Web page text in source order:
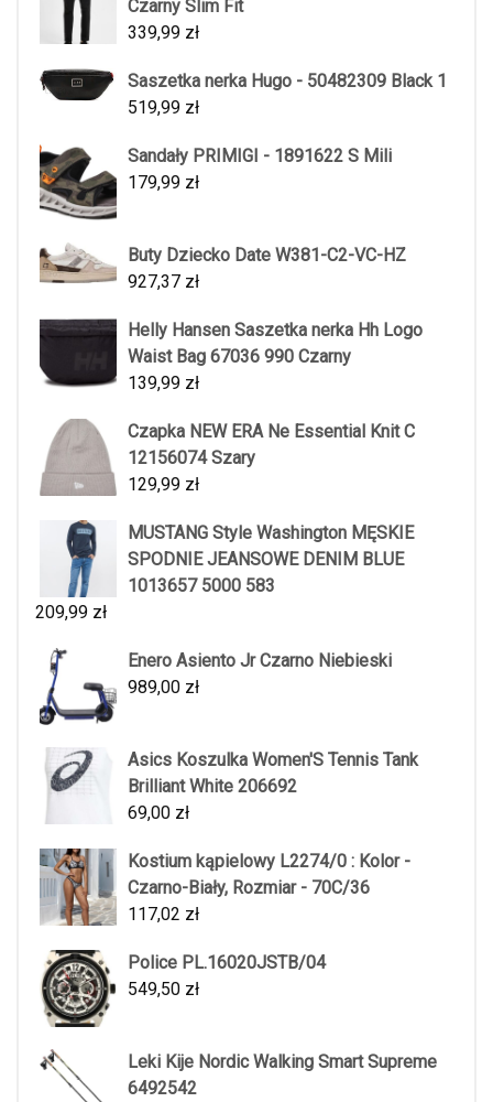
Czarny Slim Fit
339,99 zł
Saszetka nerka Hugo - 50482309 Black 1
519,99 zł
Sandały PRIMIGI - 1891622 S Mili
179,99 zł
Buty Dziecko Date W381-C2-VC-HZ
927,37 zł
Helly Hansen Saszetka nerka Hh Logo
Waist Bag 67036 990 Czarny
139,99 zł
Czapka NEW ERA Ne Essential Knit C
12156074 Szary
129,99 zł
MUSTANG Style Washington MĘSKIE
SPODNIE JEANSOWE DENIM BLUE
1013657 5000 583
209,99 zł
Enero Asiento Jr Czarno Niebieski
989,00 zł
Asics Koszulka Women'S Tennis Tank
Brilliant White 206692
69,00 zł
Kostium kąpielowy L2274/0 : Kolor -
Czarno-Biały, Rozmiar - 70C/36
117,02 zł
Police PL.16020JSTB/04
549,50 zł
Leki Kije Nordic Walking Smart Supreme
6492542